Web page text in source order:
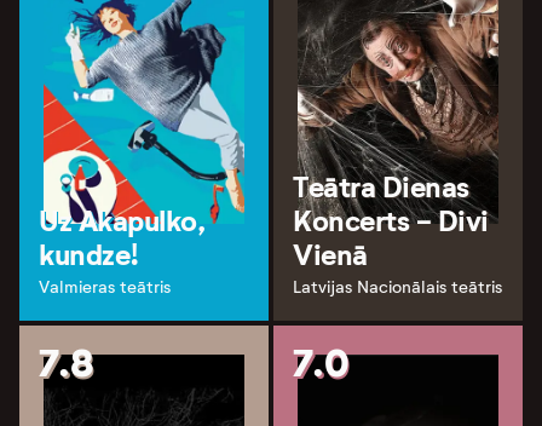
Uz Akapulko,
kundze!
Valmieras teātris
Teātra Dienas
Koncerts - Divi
Vienā
Latvijas Nacionālais teātris
7.8 7.0